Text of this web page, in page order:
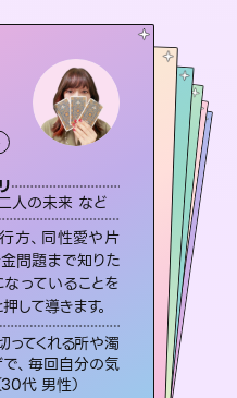
人の未来 など
方、同性愛や片
問題まで知りた
っていることを
して導きます。
ってくれる所や濁
、毎回自分の気
代 男性）
クル
ゴリ
の気持ち など
ドを使って「今」と
になるあの人の気持
解き、恋や人生のヒ
します。
みたいに晴れまし
らっしゃるんだなと
女性）
う
リーディング
カテゴリ
の気持ち、復縁 など
いて
歴史を持つ東洋最古の
詳細まで占い、幸せへ向
ます。厳しい結果にも具
伝えします。
ュー
っかり聞いて鑑定して
気持ちが楽になりまし
スト理恵
ラ
アル・リーディング
相談カテゴリ
人の未来、年の差 など
ついて
2万超の施術経験があるからこそできる鑑定で、より良い未来をサポートします。
ビュー
る鑑定でした。しかもこち
ていないのに視えていらっ
驚きです（30代女性）
珠羽
チュアル・リーディング
な相談カテゴリ
あの人の気持ち、復縁 など
について
悩みの中でも特に「曖昧な関
談を得意としており、友達以上
なお相手との今後や本音を丁
き恋愛成就へと導きます。
レビュー
だいてアドバイス通りに行
復活してきました。ありが
ました（40代 女性）
視師＊花
・オーラ 心理学
リチュアル・リーディング
な相談カテゴリ
、片想い、復縁 など
師について
何パターンもの選択肢があり
安で視えにくくなっているあな
な未来を見つけ、その未来を
ようアドバイスします。
ーレビュー
性質や人間関係、本心など
視えていてびっくり。対策が
きになれます（40代）